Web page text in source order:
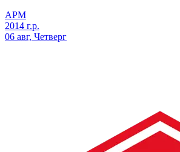
АРМ
2014 г.р.
06 авг, Четверг